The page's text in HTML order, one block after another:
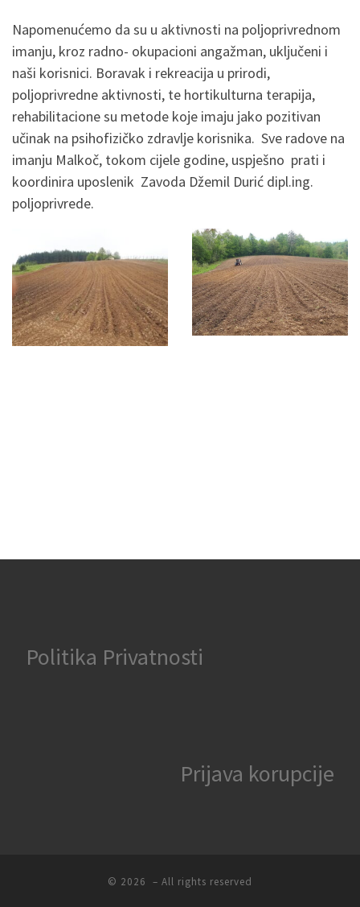
Napomenućemo da su u aktivnosti na poljoprivrednom
imanju, kroz radno- okupacioni angažman, uključeni i
naši korisnici. Boravak i rekreacija u prirodi,
poljoprivredne aktivnosti, te hortikulturna terapija,
rehabilitacione su metode koje imaju jako pozitivan
učinak na psihofizičko zdravlje korisnika. Sve radove na
imanju Malkoč, tokom cijele godine, uspješno prati i
koordinira uposlenik Zavoda Džemil Durić dipl.ing.
poljoprivrede.
Politika Privatnosti
Prijava korupcije
© 2026 – All rights reserved